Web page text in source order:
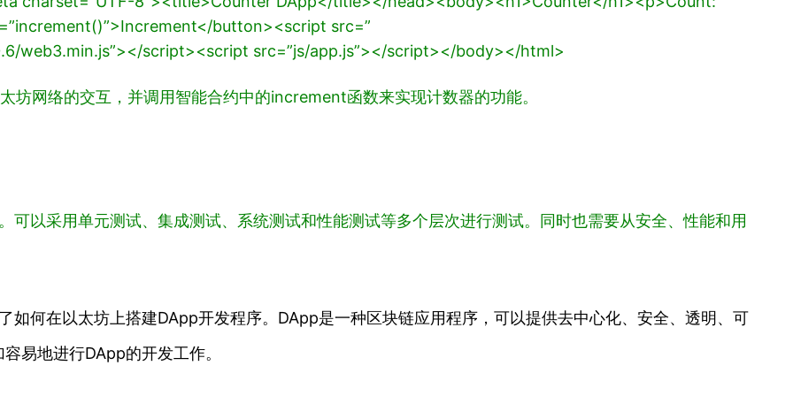
button><script src=”
web3.min.js”></script><script src=”js/app.js”></script></body></html>
坊网络的交互，并调用智能合约中的increment函数来实现计数器的功能。
可以采用单元测试、集成测试、系统测试和性能测试等多个层次进行测试。同时也需要从安全、性能和用
如何在以太坊上搭建DApp开发程序。DApp是一种区块链应用程序，可以提供去中心化、安全、透明、可
易地进行DApp的开发工作。